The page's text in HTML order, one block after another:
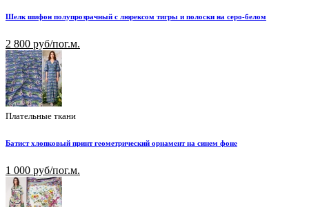
Шелк шифон полупрозрачный с люрексом тигры и полоски на серо-белом
2 800 руб/пог.м.
Плательные ткани
Батист хлопковый принт геометрический орнамент на синем фоне
1 000 руб/пог.м.